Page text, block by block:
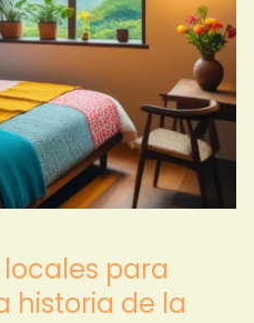
para
historia de la